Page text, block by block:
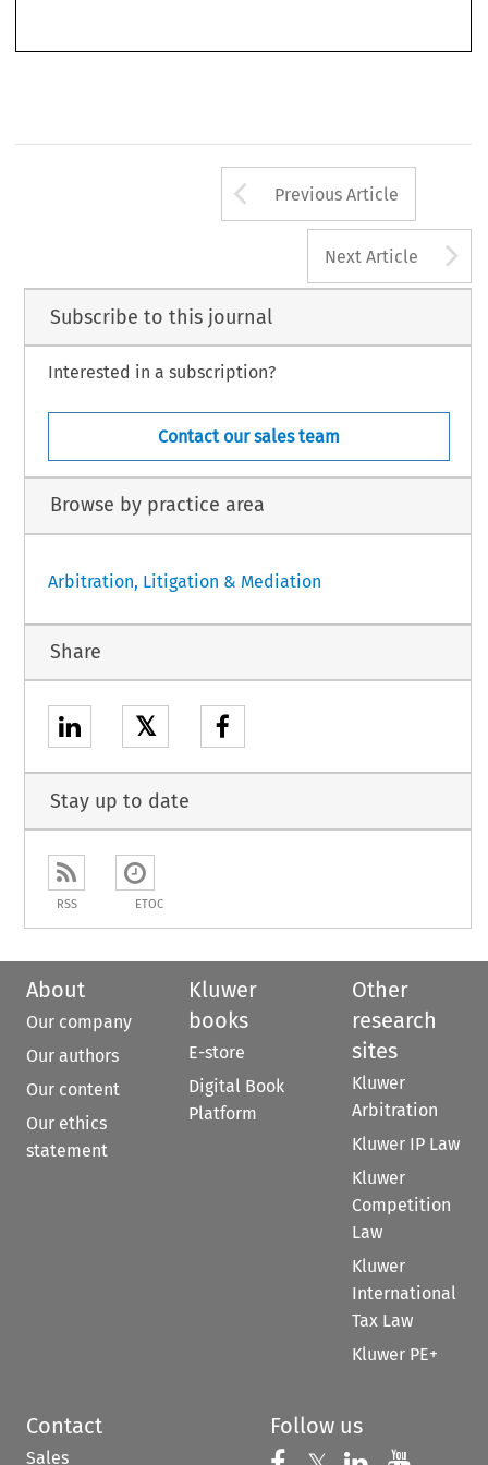
Arrow button
Previous Article
Next Article
Subscribe to this journal
Interested in a subscription?
Contact our sales team
Browse by practice area
Arbitration, Litigation & Mediation
Share
𝕏
Stay up to date
RSS ETOC
About
Our company
Our authors
Our content
Our ethics
statement
Kluwer
books
E-store
Digital Book
Platform
Other
research
sites
Kluwer
Arbitration
Kluwer IP Law
Kluwer
Competition
Law
Kluwer
International
Tax Law
Kluwer PE+
Contact
Sales
Follow us